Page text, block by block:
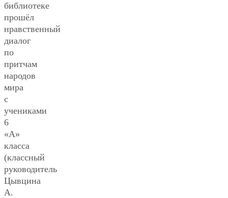
библиотеке
прошёл
нравственный
диалог
по
притчам
народов
мира
с
учениками
6
«А»
класса
(классный
руководитель
Цывцина
А.